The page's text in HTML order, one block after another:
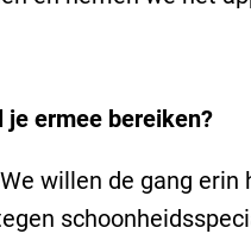
je ermee bereiken?
willen de gang erin